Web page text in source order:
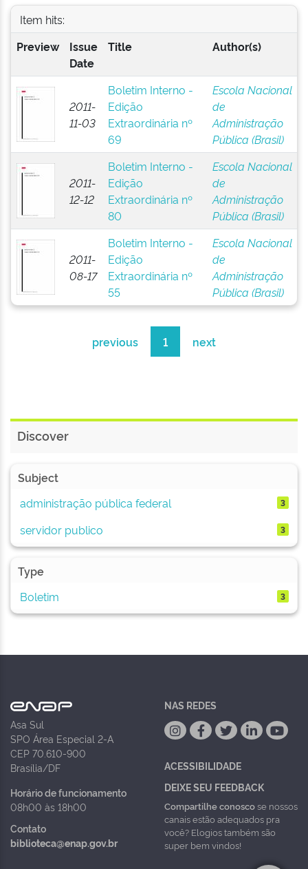
Item hits:
Preview
Issue
Date
Title Author(s)
2011-
11-03
Boletim Interno -
Edição
Extraordinária nº
69
Escola Nacional
de
Administração
Pública (Brasil)
2011-
12-12
Boletim Interno -
Edição
Extraordinária nº
80
Escola Nacional
de
Administração
Pública (Brasil)
2011-
08-17
Boletim Interno -
Edição
Extraordinária nº
55
Escola Nacional
de
Administração
Pública (Brasil)
previous 1 next
Discover
Subject
administração pública federal
3
servidor publico 3
Type
Boletim
3
Asa Sul
SPO Área Especial 2-A
CEP 70.610-900
Brasília/DF
Horário de funcionamento
08h00 às 18h00
Contato
biblioteca@enap.gov.br
NAS REDES
ACESSIBILIDADE
DEIXE SEU FEEDBACK
Compartilhe conoscose nossos
canais estão adequados pra
você? Elogios também são
super bem vindos!